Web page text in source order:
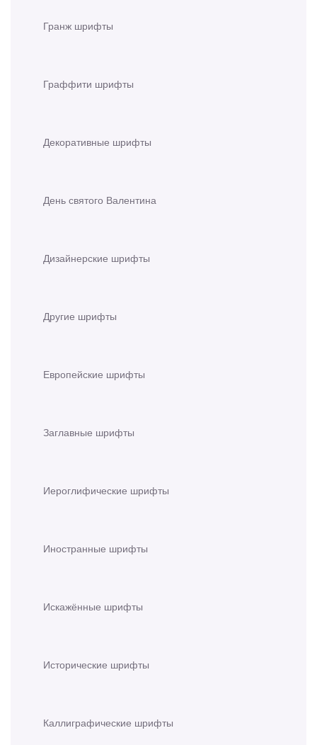
Гранж шрифты
Граффити шрифты
Декоративные шрифты
День святого Валентина
Дизайнерские шрифты
Другие шрифты
Европейские шрифты
Заглавные шрифты
Иероглифические шрифты
Иностранные шрифты
Искажённые шрифты
Исторические шрифты
Каллиграфические шрифты